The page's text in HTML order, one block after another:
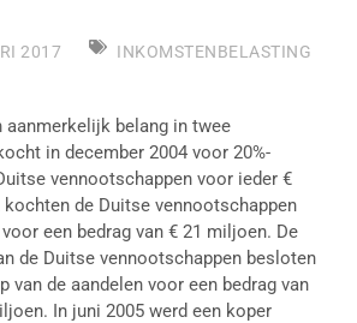
2017 INKOMSTENBELASTING
aanmerkelijk belang in twee
in december 2004 voor 20%-
vennootschappen voor ieder €
kochten de Duitse vennootschappen
een bedrag van € 21 miljoen. De
de Duitse vennootschappen besloten
van de aandelen voor een bedrag van
In juni 2005 werd een koper